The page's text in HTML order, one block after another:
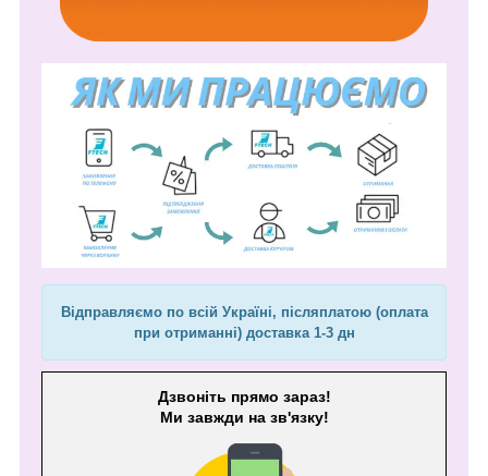
Відправляємо по всій Україні, післяплатою (оплата
при отриманні) доставка 1-3 дн
Дзвоніть прямо зараз!
Ми завжди на зв'язку!